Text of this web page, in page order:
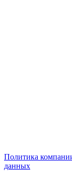
Политика
данных